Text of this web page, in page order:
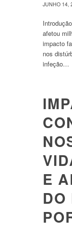
JUNHO 14,
afetou
impacto
nos
infeção…
E
DO